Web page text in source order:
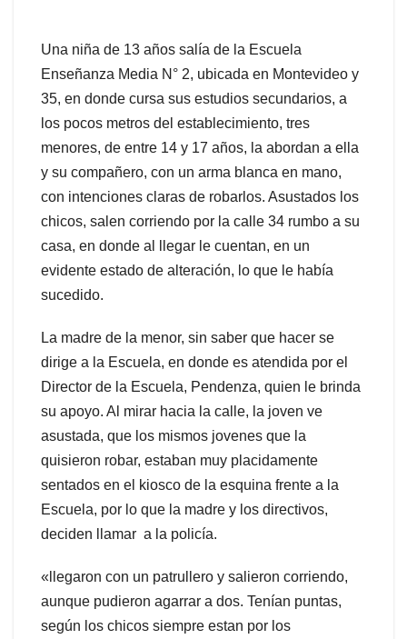
Una niña de 13 años salía de la Escuela
Enseñanza Media N° 2, ubicada en Montevideo y
35, en donde cursa sus estudios secundarios, a
los pocos metros del establecimiento, tres
menores, de entre 14 y 17 años, la abordan a ella
y su compañero, con un arma blanca en mano,
con intenciones claras de robarlos. Asustados los
chicos, salen corriendo por la calle 34 rumbo a su
casa, en donde al llegar le cuentan, en un
evidente estado de alteración, lo que le había
sucedido.
La madre de la menor, sin saber que hacer se
dirige a la Escuela, en donde es atendida por el
Director de la Escuela, Pendenza, quien le brinda
su apoyo. Al mirar hacia la calle, la joven ve
asustada, que los mismos jovenes que la
quisieron robar, estaban muy placidamente
sentados en el kiosco de la esquina frente a la
Escuela, por lo que la madre y los directivos,
deciden llamar a la policía.
«llegaron con un patrullero y salieron corriendo,
aunque pudieron agarrar a dos. Tenían puntas,
según los chicos siempre estan por los